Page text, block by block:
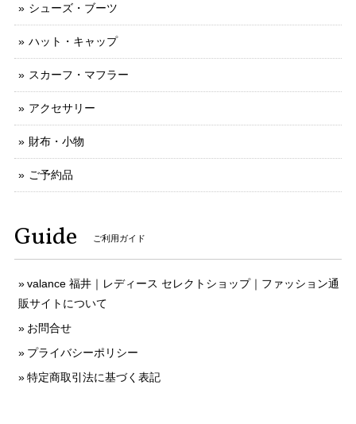
シューズ・ブーツ
ハット・キャップ
スカーフ・マフラー
アクセサリー
財布・小物
ご予約品
Guide ご利用ガイド
valance 福井｜レディース セレクトショップ｜ファッション通
販サイトについて
お問合せ
プライバシーポリシー
特定商取引法に基づく表記